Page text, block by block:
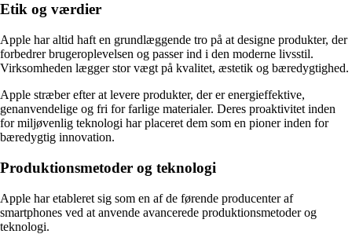
Etik og værdier
Apple har altid haft en grundlæggende tro på at designe produkter, der
forbedrer brugeroplevelsen og passer ind i den moderne livsstil.
Virksomheden lægger stor vægt på kvalitet, æstetik og bæredygtighed.
Apple stræber efter at levere produkter, der er energieffektive,
genanvendelige og fri for farlige materialer. Deres proaktivitet inden
for miljøvenlig teknologi har placeret dem som en pioner inden for
bæredygtig innovation.
Produktionsmetoder og teknologi
Apple har etableret sig som en af de førende producenter af
smartphones ved at anvende avancerede produktionsmetoder og
teknologi.